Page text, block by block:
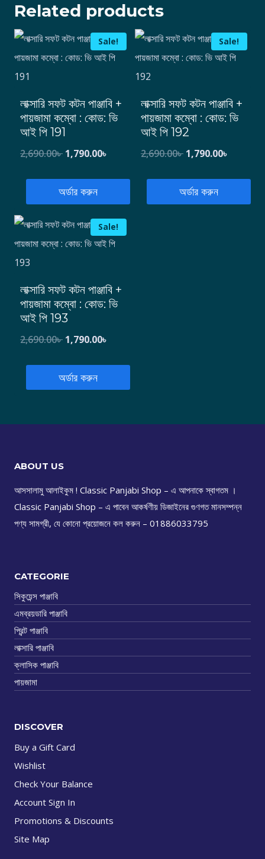
Related products
Sale!
লাক্সারি সফট কটন পাঞ্জাবি +
পায়জামা কম্বো : কোড: ভি
আই পি 191
2,690.00৳ 1,790.00৳
অর্ডার করুন
Sale!
লাক্সারি সফট কটন পাঞ্জাবি +
পায়জামা কম্বো : কোড: ভি
আই পি 192
2,690.00৳ 1,790.00৳
অর্ডার করুন
Sale!
লাক্সারি সফট কটন পাঞ্জাবি +
পায়জামা কম্বো : কোড: ভি
আই পি 193
2,690.00৳ 1,790.00৳
অর্ডার করুন
ABOUT US
আসসালামু আলাইকুম ! Classic Panjabi Shop – এ আপনাকে স্বাগতম ।
Classic Panjabi Shop – এ পাবেন আকর্ষণীয় ডিজাইনের গুণগত মানসম্পন্ন
পণ্য সামগ্রী, যে কোনো প্রয়োজনে কল করুন – 01886033795
CATEGORIE
সিকুয়েন্স পাঞ্জাবি
এমব্রয়ডারি পাঞ্জাবি
প্রিন্ট পাঞ্জাবি
লাক্সারি পাঞ্জাবি
ক্লাসিক পাঞ্জাবি
পায়জামা
DISCOVER
Buy a Gift Card
Wishlist
Check Your Balance
Account Sign In
Promotions & Discounts
Site Map